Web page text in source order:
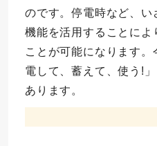
のです。停電時など、
機能を活用することによ
ことが可能になります
電して、蓄えて、使う!
あります。